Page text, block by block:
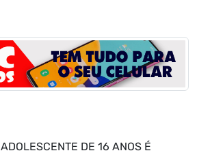
ADOLESCENTE DE 16 ANOS É